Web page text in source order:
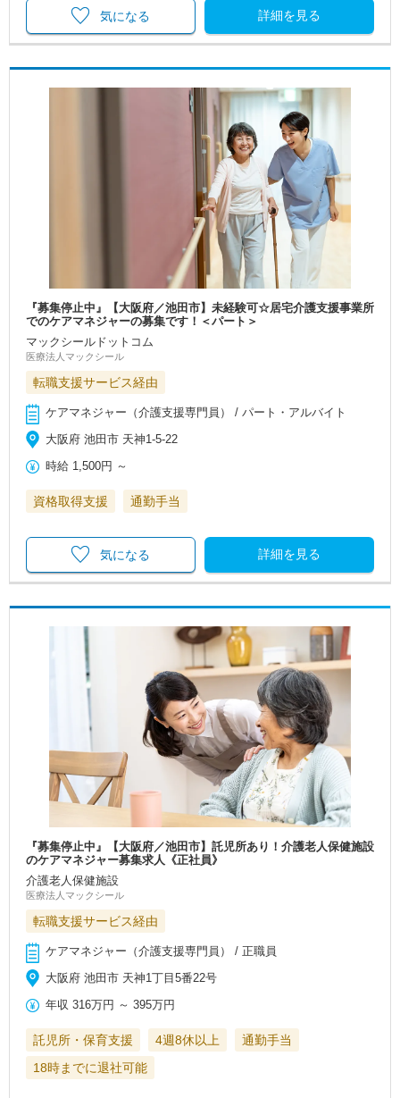
詳細を見る
気になる
『募集停止中』【大阪府／池田市】未経験可☆居宅介護支援事業所
でのケアマネジャーの募集です！＜パート＞
マックシールドットコム
医療法人マックシール
転職支援サービス経由
ケアマネジャー（介護支援専門員） / パート・アルバイト
大阪府 池田市 天神1-5-22
時給 1,500円 ～
資格取得支援 通勤手当
詳細を見る
気になる
『募集停止中』【大阪府／池田市】託児所あり！介護老人保健施設
のケアマネジャー募集求人《正社員》
介護老人保健施設
医療法人マックシール
転職支援サービス経由
ケアマネジャー（介護支援専門員） / 正職員
大阪府 池田市 天神1丁目5番22号
年収 316万円 ～395万円
託児所・保育支援 4週8休以上
通勤手当
18時までに退社可能